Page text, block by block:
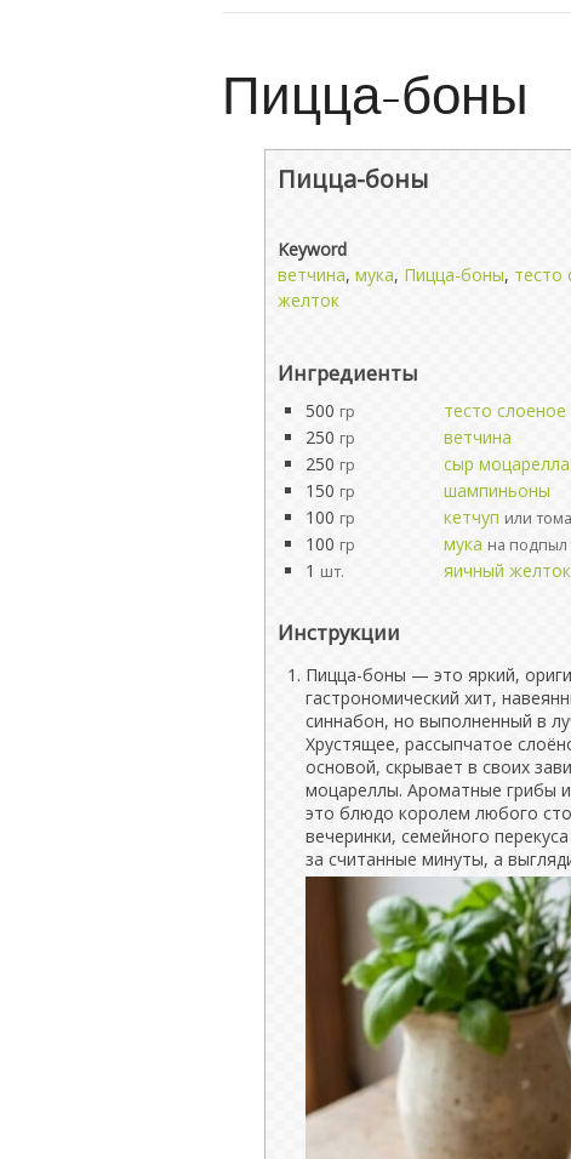
Пицца-боны
Пицца-боны
Keyword
ветчина, мука, Пицца-боны, тесто
желток
Ингредиенты
500 гр
тесто
250 гр
ветчина
250 гр
сыр моцарелла
150 гр
шампиньоны
100 гр кетчуп или
100 гр мука на подпыл
1 шт. яичный желток
Инструкции
Пицца-боны — это яркий,
гастрономический хит,
синнабон, но выполненный в
Хрустящее, рассыпчатое
основой, скрывает в своих
моцареллы. Ароматные грибы
это блюдо королем любого
вечеринки, семейного
за считанные минуты, а